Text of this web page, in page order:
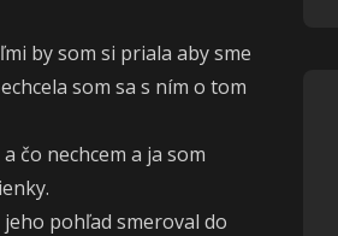
by som si priala aby sme
som sa s ním o tom
čo nechcem a ja som
pohľad smeroval do